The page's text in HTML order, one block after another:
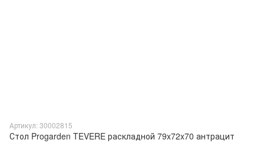
Артикул: 30002815
Стол Progarden TEVERE раскладной 79x72x70 антрацит